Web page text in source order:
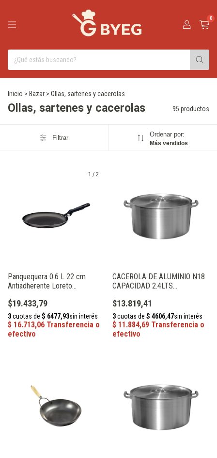
0
Inicio > Bazar > Ollas, sartenes y cacerolas
Ollas, sartenes y cacerolas 95 productos
Filtrar Ordenar por:
Más vendidos
1 / 2
Panquequera 0.6 L 22 cm
Antiadherente Loreto
$19.433,79
CACEROLA DE ALUMINIO N18
CAPACIDAD 2.4LTS
$13.819,41